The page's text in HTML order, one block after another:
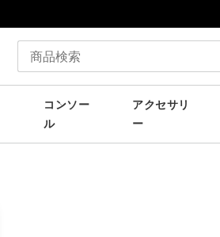
コンソー
ル
アクセサリ
ー